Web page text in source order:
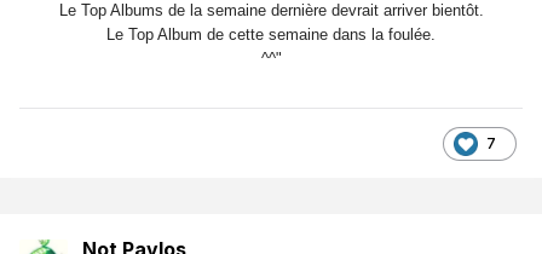
Le Top Albums de la semaine dernière devrait arriver bientôt.
Le Top Album de cette semaine dans la foulée.
^^"
7